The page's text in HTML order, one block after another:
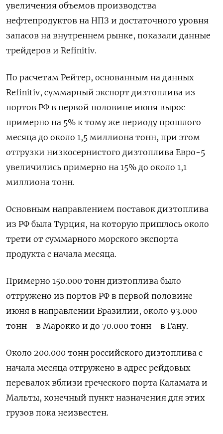
увеличения объемов производства
нефтепродуктов на НПЗ и достаточного уровня
запасов на внутреннем рынке, показали данные
трейдеров и Refinitiv.
По расчетам Рейтер, основанным на данных
Refinitiv, суммарный экспорт дизтоплива из
портов РФ в первой половине июня вырос
примерно на 5% к тому же периоду прошлого
месяца до около 1,5 миллиона тонн, при этом
отгрузки низкосернистого дизтоплива Евро-5
увеличились примерно на 15% до около 1,1
миллиона тонн.
Основным направлением поставок дизтоплива
из РФ была Турция, на которую пришлось около
трети от суммарного морского экспорта
продукта с начала месяца.
Примерно 150.000 тонн дизтоплива было
отгружено из портов РФ в первой половине
июня в направлении Бразилии, около 93.000
тонн - в Марокко и до 70.000 тонн - в Гану.
Около 200.000 тонн российского дизтоплива с
начала месяца отгружено в адрес рейдовых
перевалок вблизи греческого порта Каламата и
Мальты, конечный пункт назначения для этих
грузов пока неизвестен.